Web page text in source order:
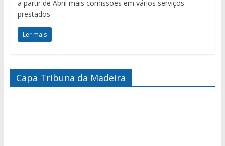
a partir de Abril mais comissões em vários serviços
prestados
Ler mais
Capa Tribuna da Madeira